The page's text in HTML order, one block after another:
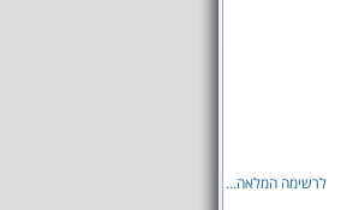
לרשימה המלאה...